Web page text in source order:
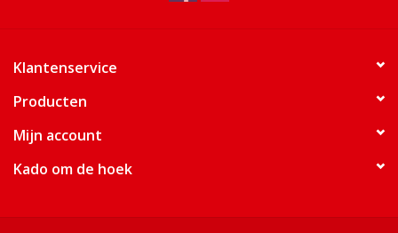
Klantenservice
Producten
Mijn account
Kado om de hoek